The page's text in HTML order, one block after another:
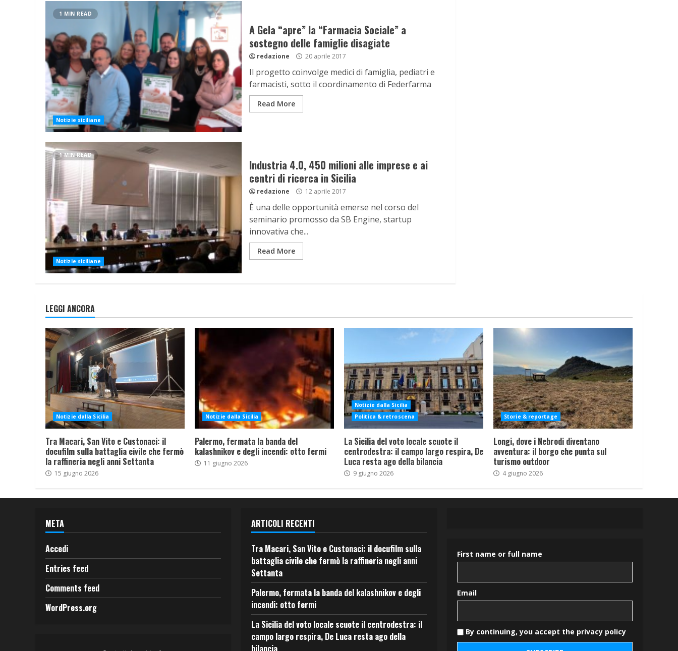
1 MIN READ
Notizie siciliane
A Gela “apre” la “Farmacia Sociale” a
sostegno delle famiglie disagiate
redazione 20 aprile 2017
Il progetto coinvolge medici di famiglia, pediatri e
farmacisti, sotto il coordinamento di Federfarma
Read More
1 MIN READ
Notizie siciliane
Industria 4.0, 450 milioni alle imprese e ai
centri di ricerca in Sicilia
redazione 12 aprile 2017
È una delle opportunità emerse nel corso del
seminario promosso da SB Engine, startup
innovativa che...
Read More
LEGGI ANCORA
Notizie dalla Sicilia
Tra Macari, San Vito e Custonaci: il
docufilm sulla battaglia civile che fermò
la raffineria negli anni Settanta
15 giugno 2026
Notizie dalla Sicilia
Palermo, fermata la banda del
kalashnikov e degli incendi: otto fermi
11 giugno 2026
Notizie dalla Sicilia
Politica & retroscena
La Sicilia del voto locale scuote il
centrodestra: il campo largo respira, De
Luca resta ago della bilancia
9 giugno 2026
Storie & reportage
Longi, dove i Nebrodi diventano
avventura: il borgo che punta sul
turismo outdoor
4 giugno 2026
META
Accedi
Entries feed
Comments feed
WordPress.org
ARTICOLI RECENTI
Tra Macari, San Vito e Custonaci: il docufilm sulla
battaglia civile che fermò la raffineria negli anni
Settanta
Palermo, fermata la banda del kalashnikov e degli
incendi: otto fermi
La Sicilia del voto locale scuote il centrodestra: il
campo largo respira, De Luca resta ago della
bilancia
First name or full name
Email
By continuing, you accept the privacy policy